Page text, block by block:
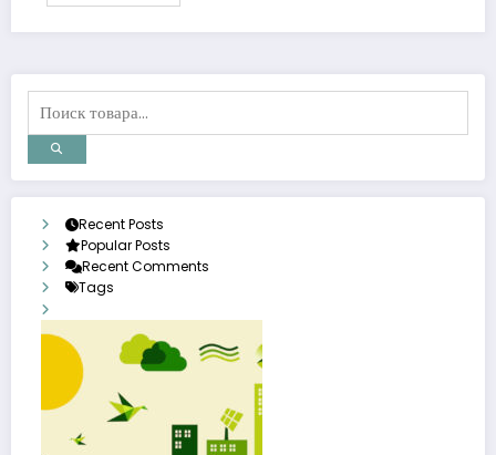
Recent Posts
Popular Posts
Recent Comments
Tags